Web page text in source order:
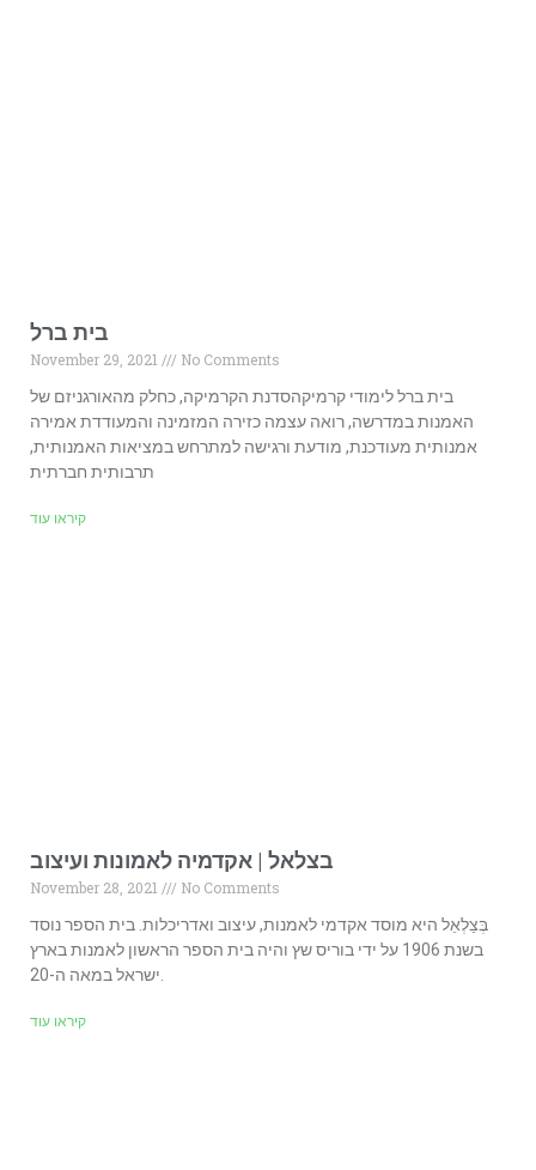
בית ברל
November 29, 2021
No Comments
בית ברל לימודי קרמיקהסדנת הקרמיקה, כחלק מהאורגניזם של
האמנות במדרשה, רואה עצמה כזירה המזמינה והמעודדת אמירה
אמנותית מעודכנת, מודעת ורגישה למתרחש במציאות האמנותית,
תרבותית חברתית
קיראו עוד
בצלאל | אקדמיה לאמונות ועיצוב
November 28, 2021
No Comments
בְּצַלְאֵל היא מוסד אקדמי לאמנות, עיצוב ואדריכלות. בית הספר נוסד
בשנת 1906 על ידי בוריס שץ והיה בית הספר הראשון לאמנות בארץ
קיראו עוד